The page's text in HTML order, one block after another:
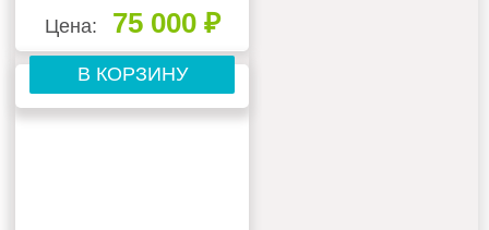
Цена: 75 000 ₽
В КОРЗИНУ